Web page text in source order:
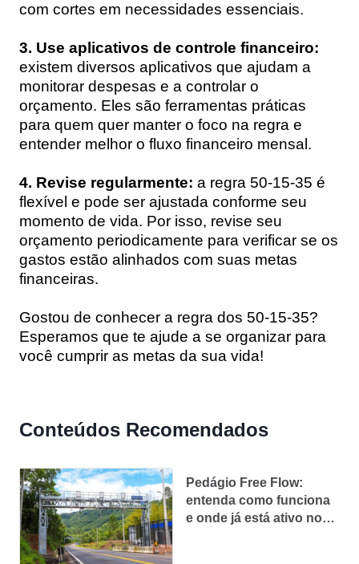
com cortes em necessidades essenciais.
3. Use aplicativos de controle financeiro:
existem diversos aplicativos que ajudam a
monitorar despesas e a controlar o
orçamento. Eles são ferramentas práticas
para quem quer manter o foco na regra e
entender melhor o fluxo financeiro mensal.
4. Revise regularmente: a regra 50-15-35 é
flexível e pode ser ajustada conforme seu
momento de vida. Por isso, revise seu
orçamento periodicamente para verificar se os
gastos estão alinhados com suas metas
financeiras.
Gostou de conhecer a regra dos 50-15-35?
Esperamos que te ajude a se organizar para
você cumprir as metas da sua vida!
Conteúdos Recomendados
Pedágio Free Flow:
entenda como funciona
e onde já está ativo no